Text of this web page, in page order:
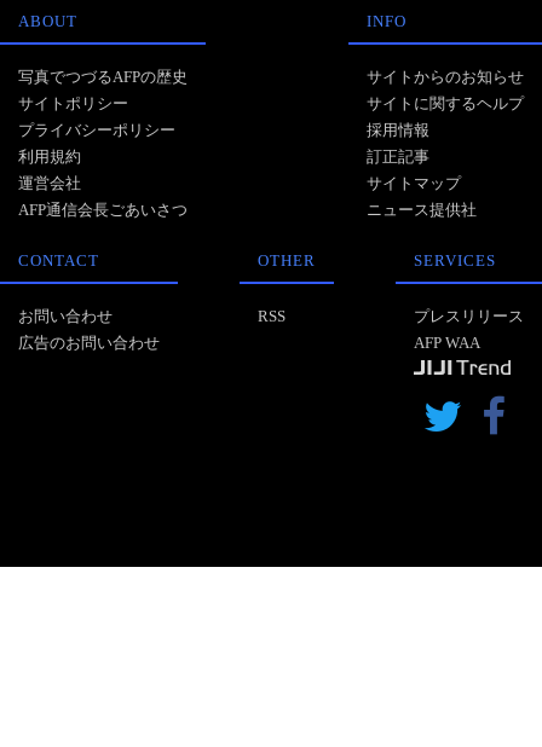
ABOUT
写真でつづるAFPの歴史
サイトポリシー
プライバシーポリシー
利用規約
運営会社
AFP通信会長ごあいさつ
INFO
サイトからのお知らせ
サイトに関するヘルプ
採用情報
訂正記事
サイトマップ
ニュース提供社
CONTACT
お問い合わせ
広告のお問い合わせ
OTHER
RSS
SERVICES
プレスリリース
AFP WAA